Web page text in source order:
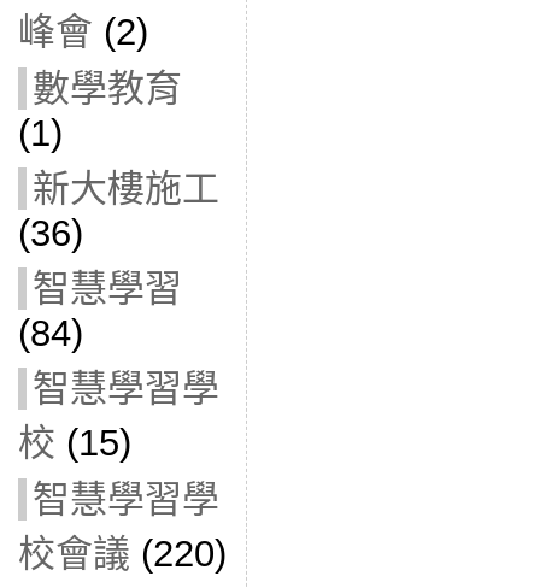
峰會 (2)
數學教育
(1)
新大樓施工
(36)
智慧學習
(84)
智慧學習學
校 (15)
智慧學習學
校會議 (220)